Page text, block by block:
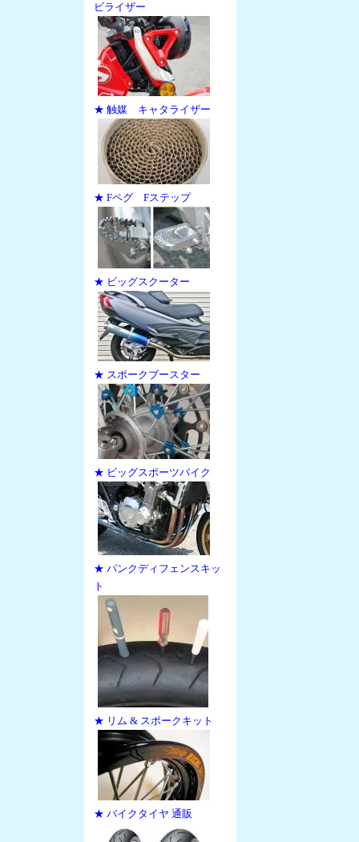
ビライザー
★ 触媒 キャタライザー
★ Fペグ Fステップ
★ ビッグスクーター
★ スポークブースター
★ ビッグスポーツバイク
★ パンクディフェンスキッ
ト
★ リム & スポークキット
★ バイクタイヤ 通販